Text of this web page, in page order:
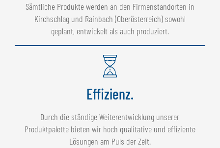
Sämtliche Produkte werden an den Firmenstandorten in
Kirchschlag und Rainbach (Oberösterreich) sowohl
geplant, entwickelt als auch produziert.
Effizienz.
Durch die ständige Weiterentwicklung unserer
Produktpalette bieten wir hoch qualitative und effiziente
Lösungen am Puls der Zeit.